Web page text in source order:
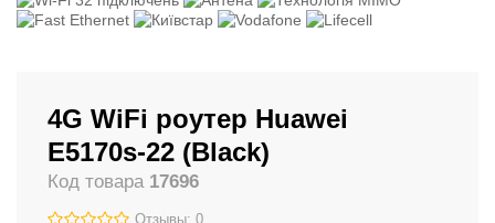
4G WiFi роутер Huawei
E5170s-22 (Black)
Код товара 17696
Отзывы: 0